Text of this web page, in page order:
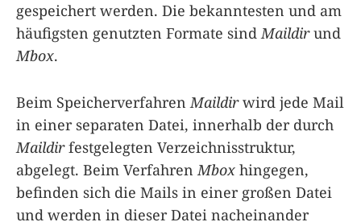
gespeichert werden. Die bekanntesten und am
häufigsten genutzten Formate sindMaildirund
Mbox.
Beim SpeicherverfahrenMaildirwird jede Mail
in einer separaten Datei, innerhalb der durch
Maildirfestgelegten Verzeichnisstruktur,
abgelegt. Beim VerfahrenMbox hingegen,
befinden sich die Mails in einer großen Datei
und werden in dieser Datei nacheinander